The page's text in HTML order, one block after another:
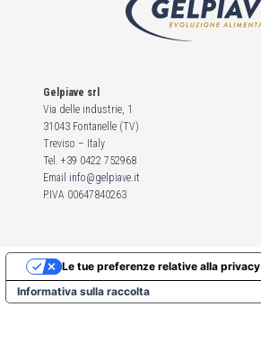
Gelpiave srl
Via delle industrie, 1
31043 Fontanelle (TV)
Treviso – Italy
Tel. +39 0422 752968
Email info@gelpiave.it
P.IVA 00647840263
Informativa sulla raccolta
Le tue preferenze relative alla privacy